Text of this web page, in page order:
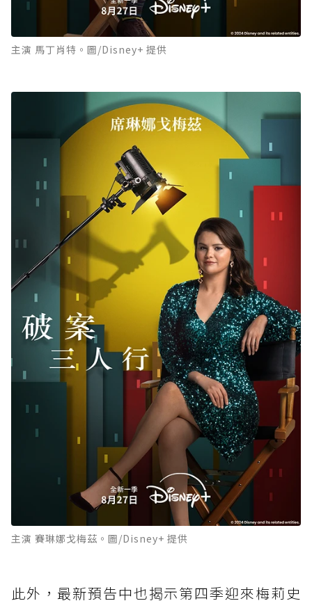
主演 馬丁肖特。圖/Disney+ 提供
主演 賽琳娜戈梅茲。圖/Disney+ 提供
此外，最新預告中也揭示第四季迎來梅莉史